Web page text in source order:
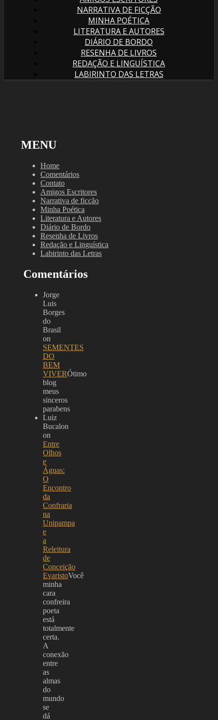
NARRATIVA DE FICÇÃO
MINHA POÉTICA
LITERATURA E AUTORES
DIÁRIO DE BORDO
RESENHA DE LIVROS
REDAÇÃO E LINGUÍSTICA
LABIRINTO DAS LETRAS
MENU
Home
Comentários
Contato
Amigos Escritores
Narrativa de ficção
Minha Poética
Literatura e Autores
Diário de Bordo
Resenha de Livros
Redação e Linguística
Labirinto das Letras
Comentários
Jorge
Luis
Borges
do
Brasil
on
SEMENTES
DO
BEM
VIVERÓtimo
blog
meus
sinceros
parabens
Luiz
Bucalon
on
Entre
Olhos
e
Águas:
O
Encontro
da
Confraria
na
Unipampa
e
a
Releitura
de
Conceição
EvaristoVocê
minha
cara
confreira
poeta
está
totalmente
certa.
A
conexão
entre
as
almas
do
mundo
se
dá